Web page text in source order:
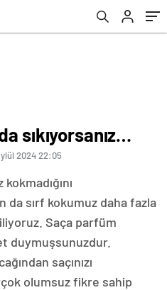
sıkıyorsanız…
2024 22:05
sırf kokumuz daha fazla
Saça parfüm
duymuşsunuzdur.
saçınızı
olumsuz fikre sahip